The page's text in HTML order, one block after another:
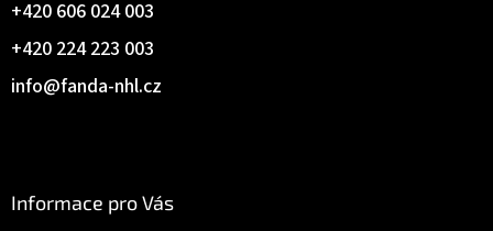
info@fanda-nhl.cz
+420 224 223 003
+420 606 024 003
Informace pro Vás